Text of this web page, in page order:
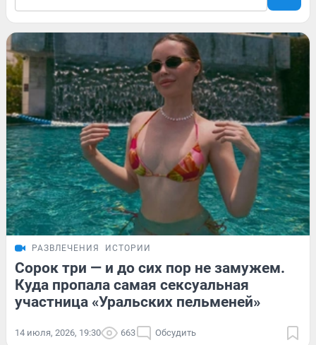
РАЗВЛЕЧЕНИЯ ИСТОРИИ
Сорок три — и до сих пор не замужем.
Куда пропала самая сексуальная
участница «Уральских пельменей»
14 июля, 2026, 19:30 663 Обсудить